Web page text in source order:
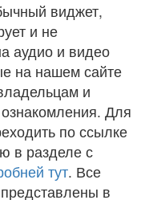
виджет,
и не
аудио и видео
на нашем сайте
и
Для
по ссылке
в разделе с
тут. Все
в